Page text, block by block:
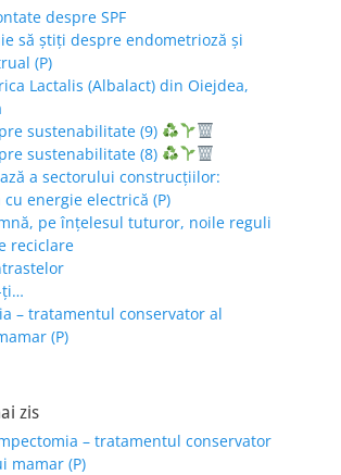
despre SPF
să știți despre endometrioză și
(P)
Lactalis (Albalact) din Oiejdea,
sustenabilitate (9)
sustenabilitate (8)
a sectorului construcțiilor:
energie electrică (P)
pe înțelesul tuturor, noile reguli
reciclare
ți…
– tratamentul conservator al
(P)
zis
– tratamentul conservator
mamar (P)